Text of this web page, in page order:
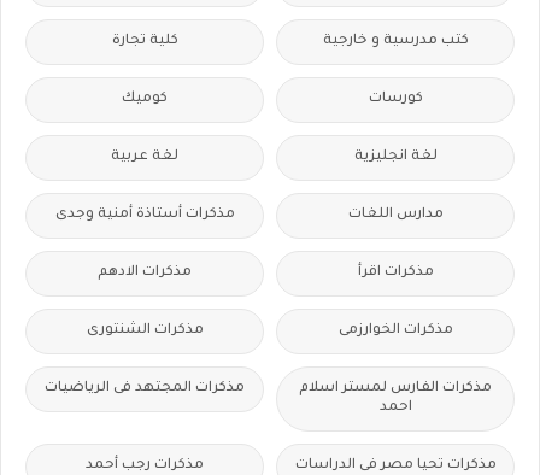
كتب مدرسية و خارجية كلية تجارة
كورسات كوميك
لغة انجليزية لغة عربية
مدارس اللغات مذكرات أستاذة أمنية وجدى
مذكرات اقرأ مذكرات الادهم
مذكرات الخوارزمى مذكرات الشنتورى
مذكرات الفارس لمستر اسلام
احمد
مذكرات المجتهد فى الرياضيات
مذكرات تحيا مصر فى الدراسات مذكرات رجب أحمد